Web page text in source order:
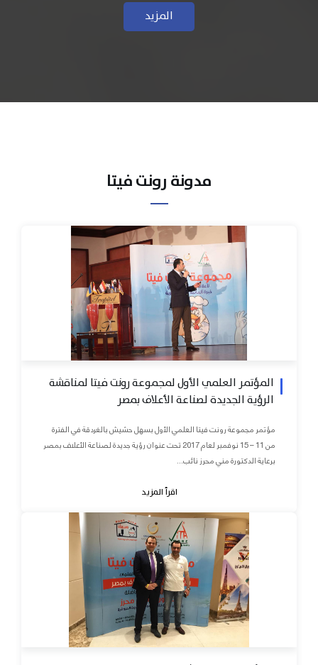
المزيد
مدونة رونت فيتا
المؤتمر العلمي الأول لمجموعة رونت فيتا لمناقشة
الرؤية الجديدة لصناعة الأعلاف بمصر
مؤتمر مجموعة رونت فيتا العلمي الأول بسهل حشيش بالغردقة في الفترة
من 11 – 15 نوفمبر لعام 2017 تحت عنوان رؤية جديدة لصناعة الأعلاف بمصر
برعاية الدكتورة مني محرز نائب...
اقرأ المزيد